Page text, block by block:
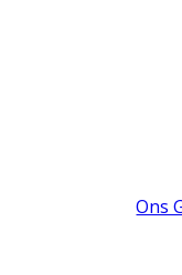
Ons